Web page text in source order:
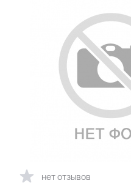
нет отзывов